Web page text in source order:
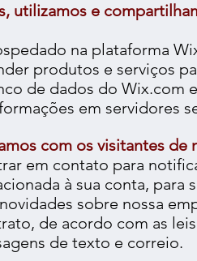
utilizamos e
na plataforma
produtos e serviços
de dados do Wix.com
em servidores
com os visitantes de
em contato para
à sua conta,
sobre nossa
de acordo com as
de texto e correio.